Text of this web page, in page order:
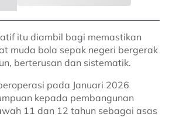
itu diambil bagi memastikan
muda bola sepak negeri bergerak
berterusan dan sistematik.
pada Januari 2026
kepada pembangunan
11 dan 12 tahun sebagai asas